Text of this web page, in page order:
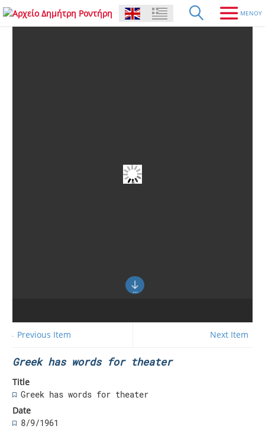
← Previous Item Next Item →
Greek has words for theater
Title
Greek has words for theater
Date
8/9/1961